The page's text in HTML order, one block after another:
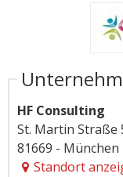
HF Consulting
St. Martin Straße
81669 - München
Standort